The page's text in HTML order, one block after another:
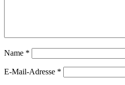
Name *
E-Mail-Adresse *